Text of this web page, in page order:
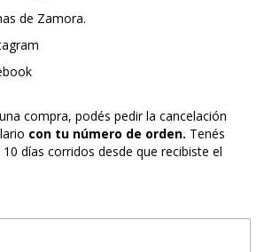
de Zamora.
compra, podés pedir la cancelación
con tu número de orden. Tenés
días corridos desde que recibiste el